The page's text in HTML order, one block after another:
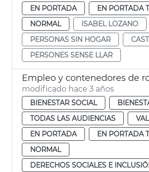
EN PORTADA
EN PORTADA
NORMAL
ISABEL LOZANO
PERSONAS SIN HOGAR
CAST
PERSONES SENSE LLAR
Empleo y contenedores de
modificado hace 3 años
BIENESTAR SOCIAL
TODAS LAS AUDIENCIAS
EN PORTADA
EN PORTADA
NORMAL
DERECHOS SOCIALES E